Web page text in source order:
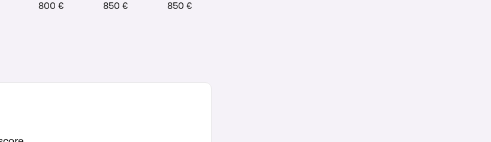
800 € 850 € 850 €